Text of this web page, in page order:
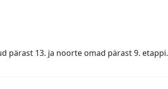
pärast 13. ja noorte omad pärast 9. etappi.